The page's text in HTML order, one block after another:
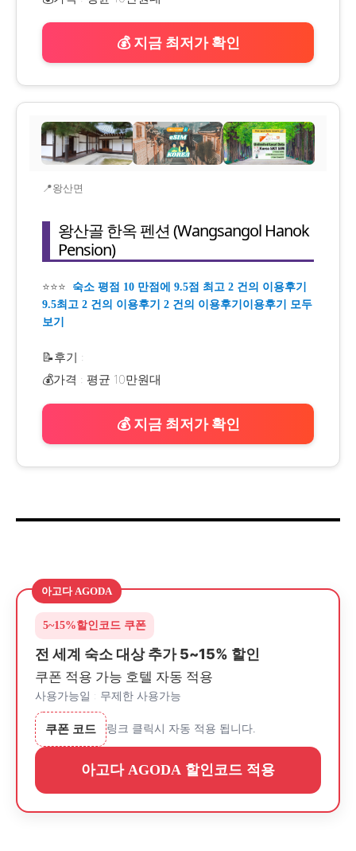
💰 지금 최저가 확인
📍왕산면
왕산골 한옥 펜션 (Wangsangol Hanok
Pension)
⭐⭐⭐
숙소 평점 10 만점에 9.5점 최고 2 건의 이용후기
9.5최고 2 건의 이용후기 2 건의 이용후기이용후기 모두
보기
📝후기 :
💰가격 : 평균 10만원대
💰 지금 최저가 확인
아고다 AGODA
5~15%할인코드 쿠폰
전 세계 숙소 대상 추가 5~15% 할인
쿠폰 적용 가능 호텔 자동 적용
사용가능일 : 무제한 사용가능
쿠폰 코드 링크 클릭시 자동 적용 됩니다.
아고다 AGODA 할인코드 적용